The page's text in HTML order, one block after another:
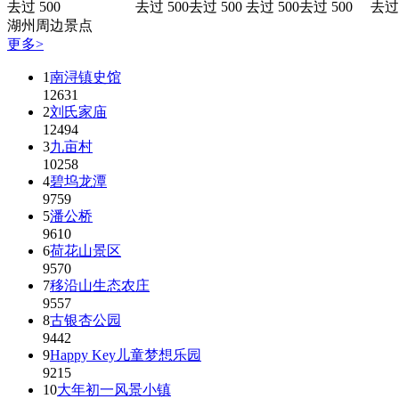
去过 500 去过 500去过 500 去过 500去过 500
去
湖州周边景点
更多>
1南浔镇史馆
12631
2刘氏家庙
12494
3九亩村
10258
4碧坞龙潭
9759
5潘公桥
9610
6荷花山景区
9570
7移沿山生态农庄
9557
8古银杏公园
9442
9Happy Key儿童梦想乐园
9215
10大年初一风景小镇